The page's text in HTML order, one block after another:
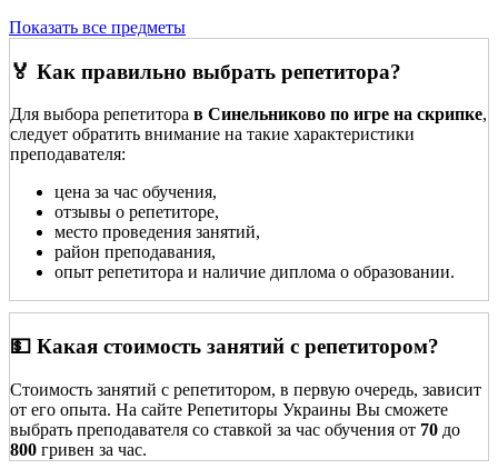
Показать все предметы
🏅 Как правильно выбрать репетитора?
Для выбора репетитора в Синельниково по игре на скрипке,
следует обратить внимание на такие характеристики
преподавателя:
цена за час обучения,
отзывы о репетиторе,
место проведения занятий,
район преподавания,
опыт репетитора и наличие диплома о образовании.
💵 Какая стоимость занятий с репетитором?
Стоимость занятий с репетитором, в первую очередь, зависит
от его опыта. На сайте Репетиторы Украины Вы сможете
выбрать преподавателя со ставкой за час обучения от 70 до
800 гривен за час.